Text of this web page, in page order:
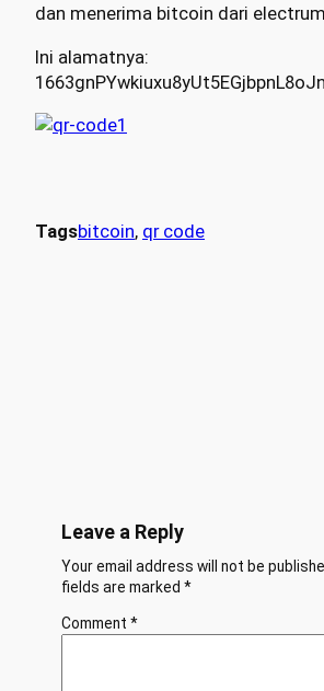
dan menerima bitcoin dari
Ini alamatnya:
Tagsbitcoin, qr code
Leave a Reply
Your email address will not be
fields are marked *
Comment *